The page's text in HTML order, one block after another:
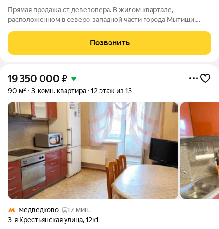
Прямая продажа от девелопера. В жилом квартале,
расположенном в северо-западной части города Мытищи,
отделки. Квартира расположена на 18 этаже 18-этажного дома,
корпус 41, в жилом квартале
Позвонить
19 350 000 ₽
90 м² 3-комн. квартира 12 этаж из 13
Медведково
17 мин.
3-я Крестьянская улица,12к1